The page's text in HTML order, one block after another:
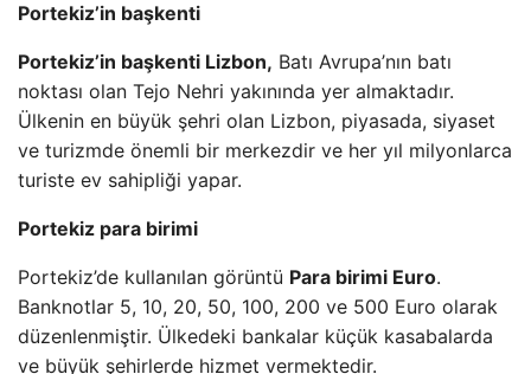
Portekiz’in başkenti
Portekiz’in başkenti Lizbon, Batı Avrupa’nın batı
noktası olan Tejo Nehri yakınında yer almaktadır.
Ülkenin en büyük şehri olan Lizbon, piyasada, siyaset
ve turizmde önemli bir merkezdir ve her yıl milyonlarca
turiste ev sahipliği yapar.
Portekiz para birimi
Portekiz’de kullanılan görüntü Para birimi Euro.
Banknotlar 5, 10, 20, 50, 100, 200 ve 500 Euro olarak
düzenlenmiştir. Ülkedeki bankalar küçük kasabalarda
ve büyük şehirlerde hizmet vermektedir.